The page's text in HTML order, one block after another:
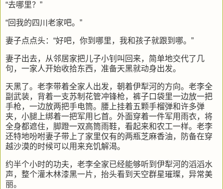
“去哪里？”
“回我的四川老家吧。”
妻子点点头：“好吧，你到哪里，我和孩子就跟到哪。”
妻子出去，从邻居家把儿子小钊叫回来，简单地交代了几
句，一家人开始收拾东西，准备天黑就动身出发。
天黑了。老李带着全家人出发，朝着伊犁河的方向。老李全
副武装，背着一支苏制花管冲锋枪，裤子口袋里一边放一把
手枪，一边放两把手电筒。腰上挂着五颗手榴弹和许多弹
夹，小腿上绑着一把军用匕首。外面穿着一件军用雨衣，将
全身都遮住，脚蹬一双高筒雨鞋，看起来和农工一样。老李
还特地吩咐妻子带上了家里仅有的两瓶芝麻香油，防备在穿
越沙漠的时候可以用来充饥解渴。
约半个小时的功夫，老李全家已经能够听到伊犁河的滔滔水
声，整个灌木林漆黑一片，抬头看到天空群星璀璨，异常美
丽。